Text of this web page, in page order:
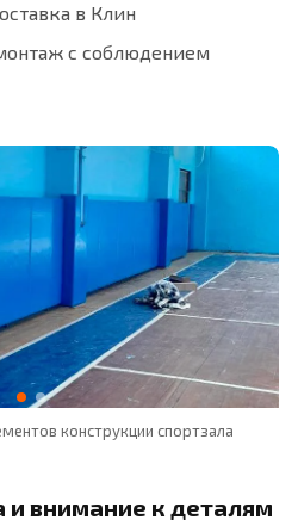
в Клин
с соблюдением
конструкции спортзала
и внимание к деталям